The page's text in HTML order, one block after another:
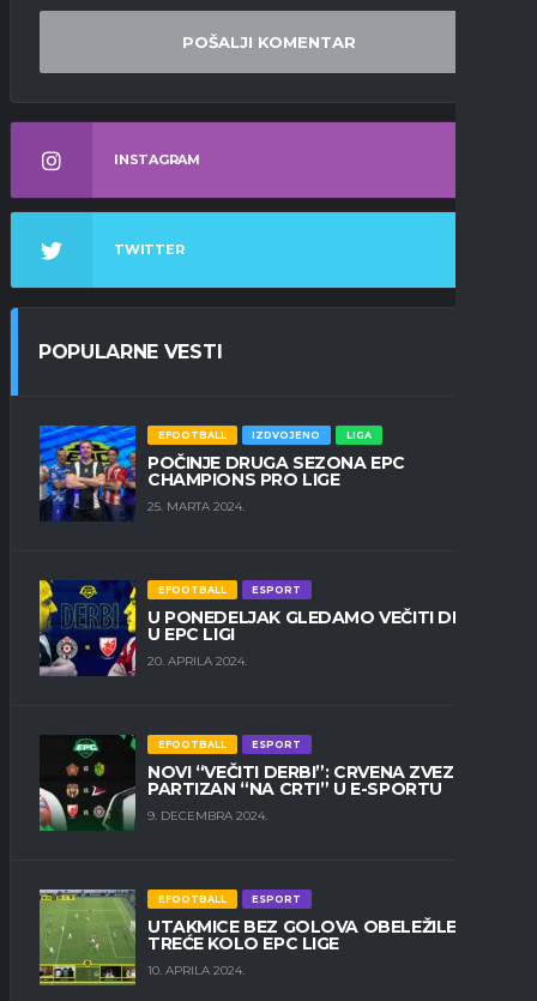
INSTAGRAM
TWITTER
POPULARNE VESTI
EFOOTBALL IZDVOJENO LIGA
POČINJE DRUGA SEZONA EPC
CHAMPIONS PRO LIGE
25. MARTA 2024.
EFOOTBALL ESPORT
U PONEDELJAK GLEDAMO VEČITI DERBI
U EPC LIGI
20. APRILA 2024.
EFOOTBALL ESPORT
NOVI “VEČITI DERBI”: CRVENA ZVEZDA I
PARTIZAN “NA CRTI” U E-SPORTU
9. DECEMBRA 2024.
EFOOTBALL ESPORT
UTAKMICE BEZ GOLOVA OBELEŽILE
TREĆE KOLO EPC LIGE
10. APRILA 2024.